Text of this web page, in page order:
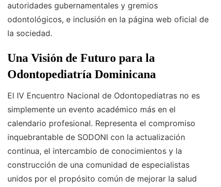
autoridades gubernamentales y gremios
odontológicos, e inclusión en la página web oficial de
la sociedad.
Una Visión de Futuro para la
Odontopediatría Dominicana
El IV Encuentro Nacional de Odontopediatras no es
simplemente un evento académico más en el
calendario profesional. Representa el compromiso
inquebrantable de SODONI con la actualización
continua, el intercambio de conocimientos y la
construcción de una comunidad de especialistas
unidos por el propósito común de mejorar la salud